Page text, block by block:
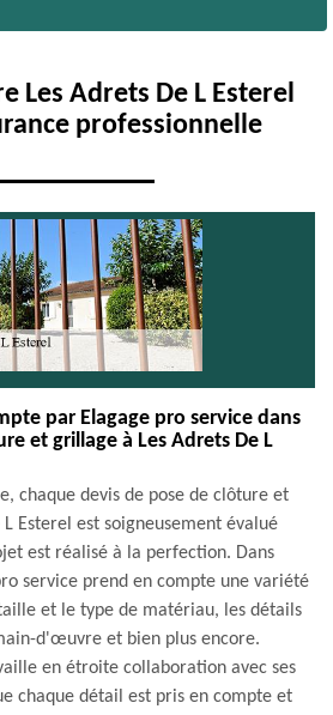
Les Adrets De L Esterel
professionnelle
par Elagage pro service dans
et grillage à Les Adrets De L
chaque devis de pose de clôture et
Esterel est soigneusement évalué
est réalisé à la perfection. Dans
service prend en compte une variété
et le type de matériau, les détails
d'œuvre et bien plus encore.
en étroite collaboration avec ses
chaque détail est pris en compte et